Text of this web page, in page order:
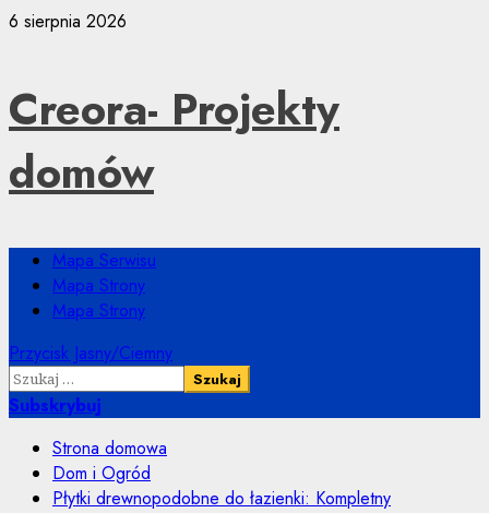
Przejdź
6 sierpnia 2026
Creora- Projekty
domów
Menu
główne
Mapa Serwisu
Mapa Strony
Mapa Strony
Przycisk Jasny/Ciemny
Szukaj:
Subskrybuj
Strona domowa
Dom i Ogród
Płytki drewnopodobne do łazienki: Kompletny